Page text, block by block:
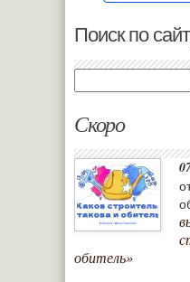
Поиск по
Скоро
обитель»